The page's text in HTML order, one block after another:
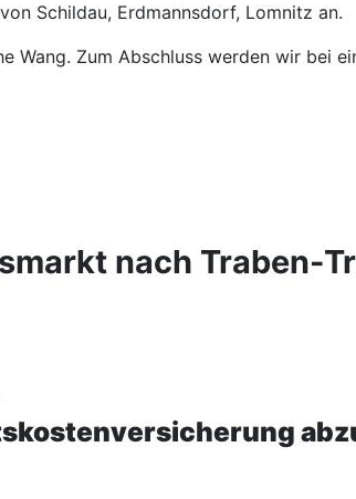
Schildau, Erdmannsdorf, Lomnitz an.
Wang. Zum Abschluss werden wir bei
nach Traben-